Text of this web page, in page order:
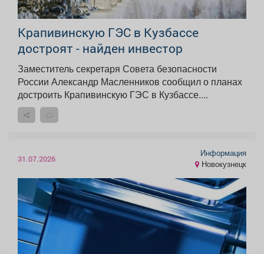
Крапивинскую ГЭС в Кузбассе
достроят - найден инвестор
Заместитель секретаря Совета безопасности
России Александр Масленников сообщил о планах
достроить Крапивинскую ГЭС в Кузбассе....
31.07.2026
Информация
Новокузнецк